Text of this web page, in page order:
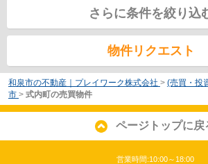
さらに条件を絞り込
物件リクエスト
和泉市の不動産｜プレイワーク株式会社 > (売買・投
市 > 式内町の売買物件
ページトップに戻
営業時間:10:00～18:00